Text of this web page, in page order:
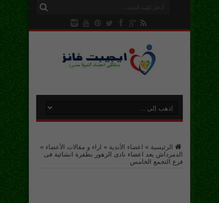
الرئيسية » اعضاء الأندية » اراء و مقالات الأعضاء »
الدمرداش يعد اعضاء نادى الزهور بطفرة انشائية فى
فرع التجمع الخامس